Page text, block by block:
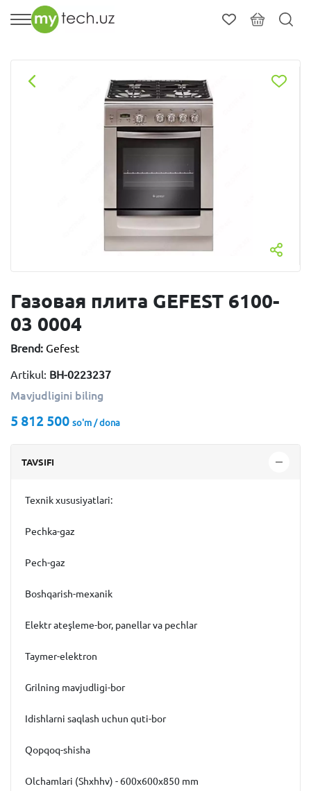
Газовая плита GEFEST 6100-
03 0004
Brend: Gefest
Artikul: BH-0223237
Mavjudligini biling
5 812 500 so'm / dona
TAVSIFI
Texnik xususiyatlari:
Pechka-gaz
Pech-gaz
Boshqarish-mexanik
Elektr ateşleme-bor, panellar va pechlar
Taymer-elektron
Grilning mavjudligi-bor
Idishlarni saqlash uchun quti-bor
Qopqoq-shisha
Olchamlari (Shxhhv) - 600x600x850 mm